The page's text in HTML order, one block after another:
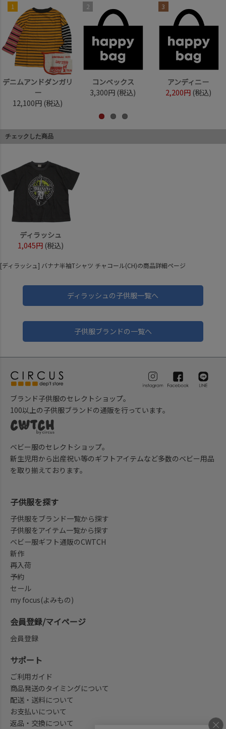
1
デニムアンドダンガリ
ー
12,100円 (税込)
2
コンベックス
3,300円 (税込)
3
アンディニー
2,200円 (税込)
チェックした商品
ディラッシュ
1,045円 (税込)
[ディラッシュ] バナナ半袖Tシャツ チャコール(CH)の商品詳細ページ
ディラッシュの子供服一覧へ
子供服ブランドの一覧へ
ブランド子供服のセレクトショップ。
100以上の子供服ブランドの通販を行っています。
ベビー服のセレクトショップ。
新生児用から出産祝い等のギフトアイテムなど多数のベビー用品
を取り揃えております。
子供服を探す
子供服をブランド一覧から探す
子供服をアイテム一覧から探す
ベビー服ギフト通販のCWTCH
新作
再入荷
予約
セール
my focus(よみもの)
会員登録/マイページ
会員登録
サポート
ご利用ガイド
商品発送のタイミングについて
配送・送料について
お支払いについて
返品・交換について